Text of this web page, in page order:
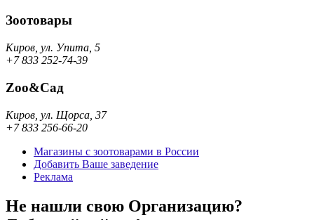
Зоотовары
Киров, ул. Упита, 5
+7 833 252-74-39
Zoo&Сад
Киров, ул. Щорса, 37
+7 833 256-66-20
Магазины с зоотоварами в России
Добавить Ваше заведение
Реклама
Не нашли свою Организацию?